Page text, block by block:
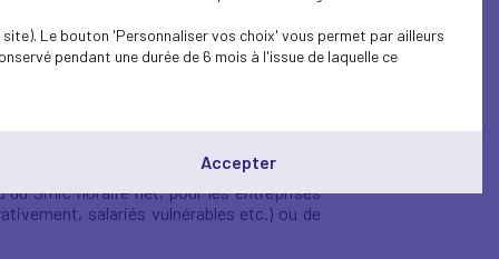
modifie le taux horaire minimum de
de 7.30 euros à7,47 euros, soit 90 % du
du Smic horaire net, pour les entreprises
salariés vulnérables etc.) ou de
Le bouton 'Personnaliser vos choix' vous permet par ailleurs
pendant une durée de 6 mois à l'issue de laquelle ce
Accepter